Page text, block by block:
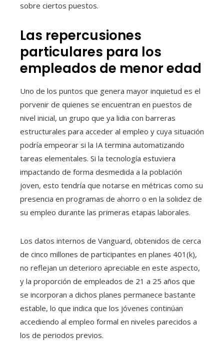
sobre ciertos puestos.
Las repercusiones
particulares para los
empleados de menor edad
Uno de los puntos que genera mayor inquietud es el
porvenir de quienes se encuentran en puestos de
nivel inicial, un grupo que ya lidia con barreras
estructurales para acceder al empleo y cuya situación
podría empeorar si la IA termina automatizando
tareas elementales. Si la tecnología estuviera
impactando de forma desmedida a la población
joven, esto tendría que notarse en métricas como su
presencia en programas de ahorro o en la solidez de
su empleo durante las primeras etapas laborales.
Los datos internos de Vanguard, obtenidos de cerca
de cinco millones de participantes en planes 401(k),
no reflejan un deterioro apreciable en este aspecto,
y la proporción de empleados de 21 a 25 años que
se incorporan a dichos planes permanece bastante
estable, lo que indica que los jóvenes continúan
accediendo al empleo formal en niveles parecidos a
los de periodos previos.